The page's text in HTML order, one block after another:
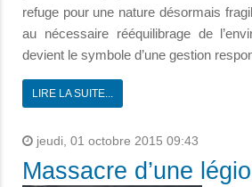
refuge pour une nature désormais
au nécessaire rééquilibrage de
devient le symbole d’une gestion
LIRE LA SUITE...
jeudi, 01 octobre 2015 09:43
Massacre d’une